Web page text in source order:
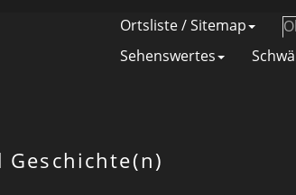
Ortsliste / Sitemap
Sehenswertes
Geschichte(n)